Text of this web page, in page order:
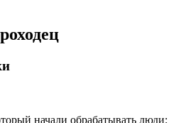
начали обрабатывать люди: